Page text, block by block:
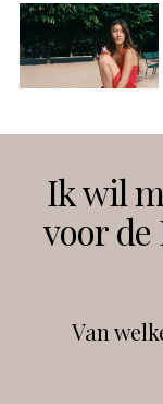
Instagram
Ik wil
voor
Van